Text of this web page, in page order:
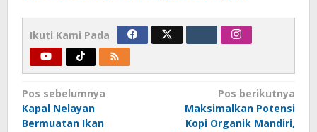
Ikuti Kami Pada
Navigasi
pos
Pos sebelumnya
Kapal Nelayan
Bermuatan Ikan
Pos berikutnya
Maksimalkan Potensi
Kopi Organik Mandiri,